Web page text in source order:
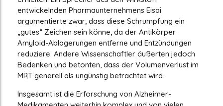
entwickelnden Pharmaunternehmens Eisai
argumentierte zwar, dass diese Schrumpfung ein
„gutes“ Zeichen sein könne, da der Antikörper
Amyloid-Ablagerungen entferne und Entzündungen
reduziere. Andere Wissenschaftler äußerten jedoch
Bedenken und betonten, dass der Volumenverlust im
MRT generell als ungünstig betrachtet wird.
Insgesamt ist die Erforschung von Alzheimer-